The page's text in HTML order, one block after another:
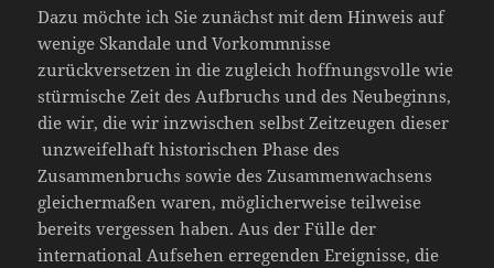
Dazu möchte ich Sie zunächst mit dem Hinweis auf
wenige Skandale und Vorkommnisse
zurückversetzen in die zugleich hoffnungsvolle wie
stürmische Zeit des Aufbruchs und des Neubeginns,
die wir, die wir inzwischen selbst Zeitzeugen dieser
unzweifelhaft historischen Phase des
Zusammenbruchs sowie des Zusammenwachsens
gleichermaßen waren, möglicherweise teilweise
bereits vergessen haben. Aus der Fülle der
international Aufsehen erregenden Ereignisse, die